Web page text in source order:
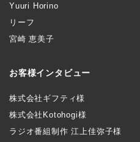
Yuuri Horino
リーフ
宮崎 恵美子
お客様インタビュー
株式会社ギフティ様
株式会社Kotohogi様
ラジオ番組制作 江上佳弥子様